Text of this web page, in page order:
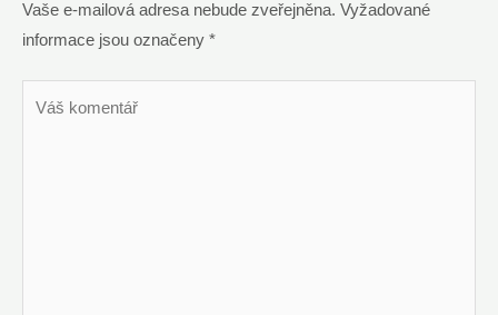
Vaše e-mailová adresa nebude zveřejněna. Vyžadované
informace jsou označeny *